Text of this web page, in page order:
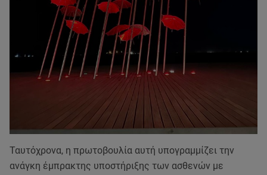
Ταυτόχρονα, η πρωτοβουλία αυτή υπογραμμίζει την
ανάγκη έμπρακτης υποστήριξης των ασθενών με